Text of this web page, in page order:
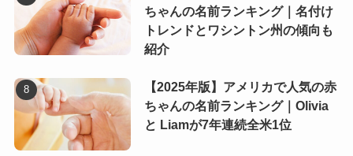
ちゃんの名前ランキング｜名付け
トレンドとワシントン州の傾向も
紹介
【2025年版】アメリカで人気の赤
ちゃんの名前ランキング｜Olivia
と Liamが7年連続全米1位